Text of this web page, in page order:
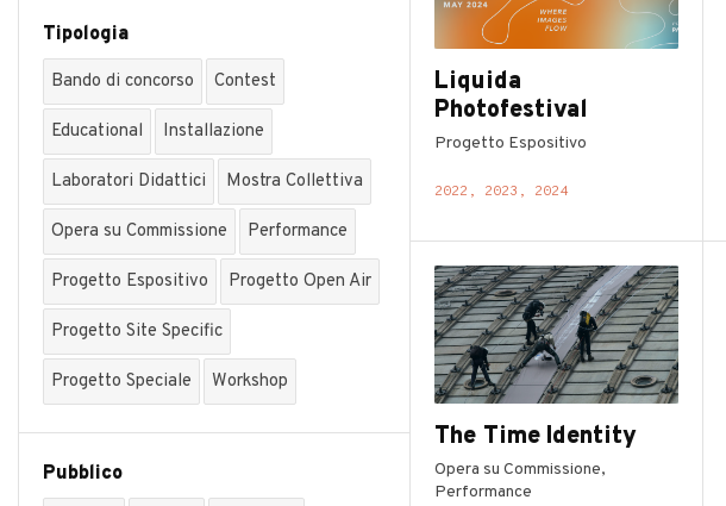
Tipologia
Bando di concorso Contest
Educational Installazione
Laboratori Didattici Mostra Collettiva
Opera su Commissione Performance
Progetto Espositivo Progetto Open Air
Progetto Site Specific
Progetto Speciale Workshop
Pubblico
Liquida
Photofestival
Progetto Espositivo
2022, 2023, 2024
The Time Identity
Opera su Commissione,
Performance